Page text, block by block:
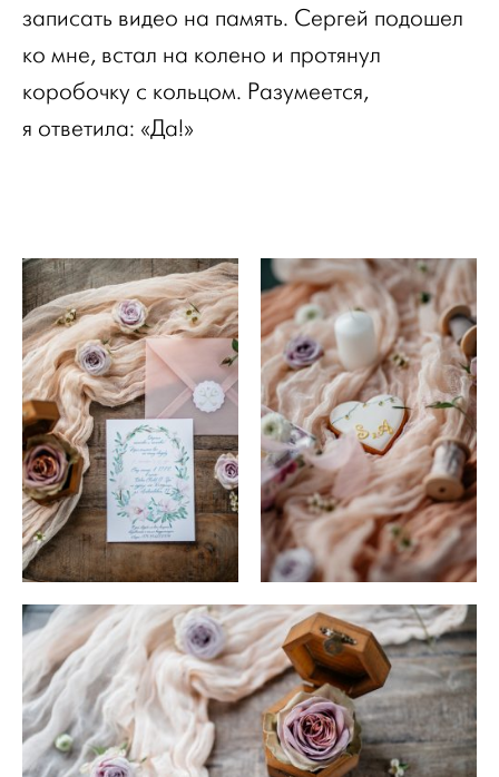
записать видео на память. Сергей подошел
ко мне, встал на колено и протянул
коробочку с кольцом. Разумеется,
я ответила: «Да!»